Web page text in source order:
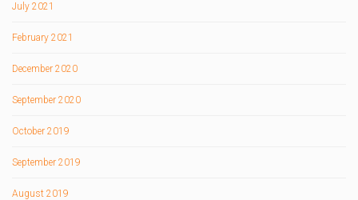
July 2021
February 2021
December 2020
September 2020
October 2019
September 2019
August 2019